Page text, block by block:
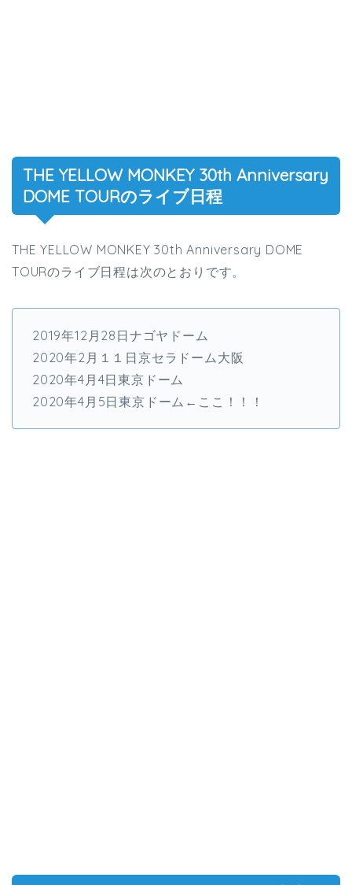
THE YELLOW MONKEY 30th Anniversary
DOME TOURのライブ日程
THE YELLOW MONKEY 30th Anniversary DOME
TOURのライブ日程は次のとおりです。
2019年12月28日ナゴヤドーム
2020年2月１１日京セラドーム大阪
2020年4月4日東京ドーム
2020年4月5日東京ドーム←ここ！！！